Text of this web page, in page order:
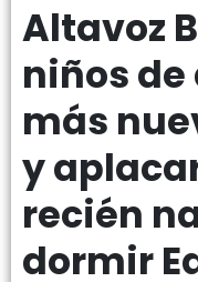
Altavoz
niños
más
y
recién
dormir